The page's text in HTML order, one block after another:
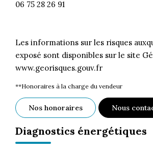
06 75 28 26 91
Les informations sur les risques
exposé sont disponibles sur le site
www.georisques.gouv.fr
**Honoraires à la charge du vendeur
Nos honoraires Nous
Diagnostics énergétiques